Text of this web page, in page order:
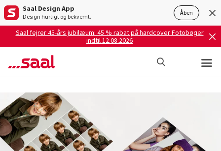
Saal Design App
Design hurtigt og bekvemt. Åben
Saal fejrer 45-års jubilæum: 45 % rabat på hardcover Fotobøger
indtil 12.08.2026